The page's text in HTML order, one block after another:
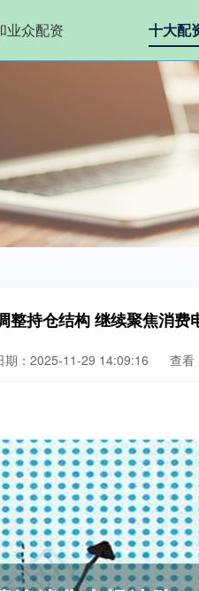
业众配资 十大配
持仓结构 继续聚焦消费
期：2025-11-29 14:09:16 查看